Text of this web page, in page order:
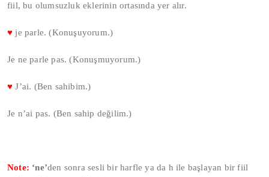
fiil, bu olumsuzluk eklerinin ortasında yer alır.
♥ je parle. (Konuşuyorum.)
Je ne parle pas. (Konuşmuyorum.)
♥J’ai. (Ben sahibim.)
Je n’ai pas. (Ben sahip değilim.)
Note: ‘ne’den sonra sesli bir harfle ya da h ile başlayan bir fiil